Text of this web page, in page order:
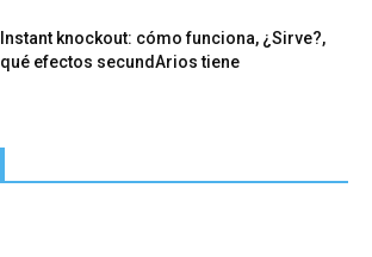
Instant knockout: cómo funciona, ¿Sirve?,
qué efectos secundArios tiene